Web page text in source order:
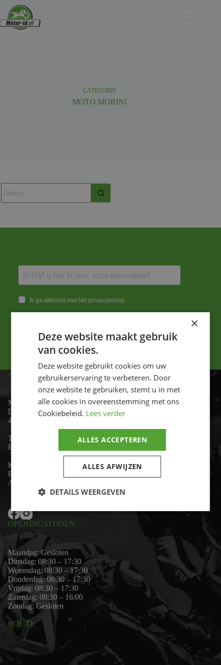
naar
de
inhoud
CATEGORIE
MOTO MORINI
resultaten
Ik ga akkoord met het privacybeleid.
ADRES
Motor-id
De Lind 17
4841 KC Prinsenbeek
Telefoon:
+31 (0)76 - 54 11 888
Email:
K.v.K: 80530338
B.T.W-nummer: NL861703947B01
Algemene voorwaarden
OPENINGSTIJDEN
Maandag: Gesloten
Dinsdag: 08:30 – 17:30
Woensdag: 08:30 – 17:30
Donderdag: 08:30 – 17:30
Vrijdag: 08:30 – 17:30
Zaterdag: 08:30 – 16:00
Zondag: Gesloten
ROUTE
×
Deze website maakt gebruik
van cookies.
Deze website gebruikt cookies om uw
gebruikerservaring te verbeteren. Door
onze website te gebruiken, stemt u in met
alle cookies in overeenstemming met ons
Cookiebeleid. Lees verder
ALLES ACCEPTEREN
ALLES AFWIJZEN
DETAILS WEERGEVEN